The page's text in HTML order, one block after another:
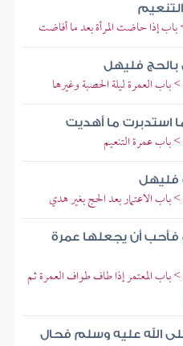
إذا حاضت المرأة بعد ما أفاضت
فليهل
العمرة ليلة الحصبة وغيرها
استدبرت ما أهديت
عمرة التنعيم
فليهل
الاعتمار بعد الحج بغير هدي
أن يجعلها عمرة
المعتمر إذا طاف طواف العمرة ثم
الله عليه وسلم فحال